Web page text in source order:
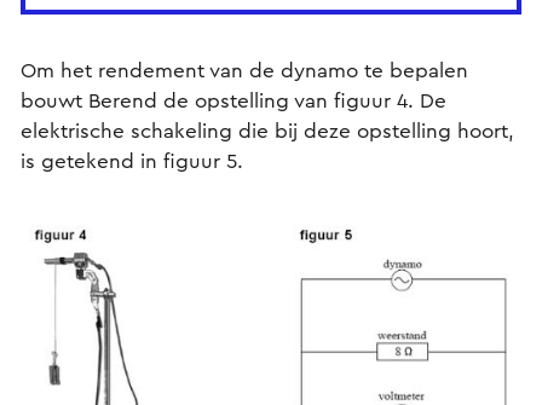
Om het rendement van de dynamo te bepalen
bouwt Berend de opstelling van figuur 4. De
elektrische schakeling die bij deze opstelling hoort,
is getekend in figuur 5.